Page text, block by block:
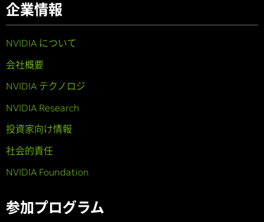
企業情報
NVIDIA について
会社概要
NVIDIA テクノロジ
NVIDIA Research
投資家向け情報
社会的責任
NVIDIA Foundation
参加プログラム